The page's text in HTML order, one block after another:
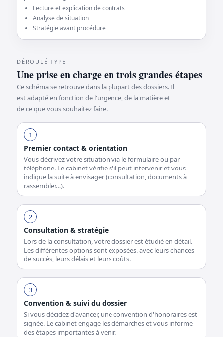
Lecture et explication de contrats
Analyse de situation
Stratégie avant procédure
DÉROULÉ TYPE
Une prise en charge en trois grandes étapes
Ce schéma se retrouve dans la plupart des dossiers. Il
est adapté en fonction de l'urgence, de la matière et
de ce que vous souhaitez faire.
1
Premier contact & orientation
Vous décrivez votre situation via le formulaire ou par
téléphone. Le cabinet vérifie s'il peut intervenir et vous
indique la suite à envisager (consultation, documents à
rassembler…).
2
Consultation & stratégie
Lors de la consultation, votre dossier est étudié en détail.
Les différentes options sont exposées, avec leurs chances
de succès, leurs délais et leurs coûts.
3
Convention & suivi du dossier
Si vous décidez d'avancer, une convention d'honoraires est
signée. Le cabinet engage les démarches et vous informe
des étapes importantes à venir.